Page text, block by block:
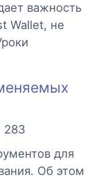
важность
Wallet, не
283
для
Об этом